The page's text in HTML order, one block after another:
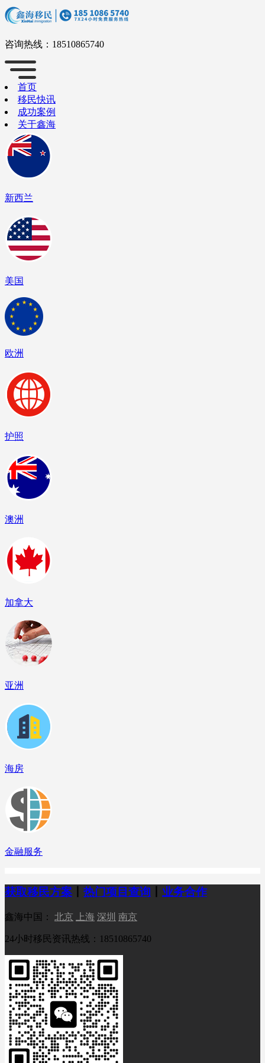
咨询热线： 18510865740
首页
移民快讯
成功案例
关于鑫海
新西兰
美国
欧洲
护照
澳洲
加拿大
亚洲
海房
金融服务
获取移民方案 热门项目查询 业务合作
鑫海中国： 北京 上海 深圳 南京
24小时移民资讯热线：18510865740